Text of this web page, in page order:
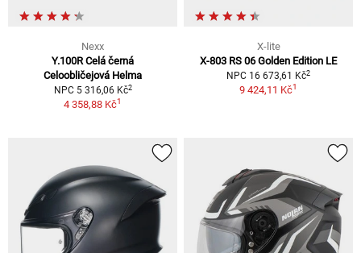
Nexx
Y.100R Celá černá
Celoobličejová Helma
NPC 5 316,06 Kč2
4 358,88 Kč1
X-lite
X-803 RS 06 Golden Edition LE
NPC 16 673,61 Kč2
9 424,11 Kč1